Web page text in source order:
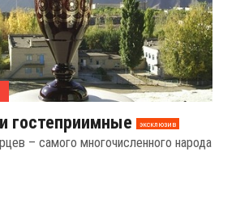
гостеприимные эксклюзив
– самого многочисленного народа